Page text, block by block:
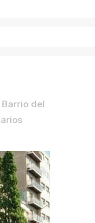
Barrio del